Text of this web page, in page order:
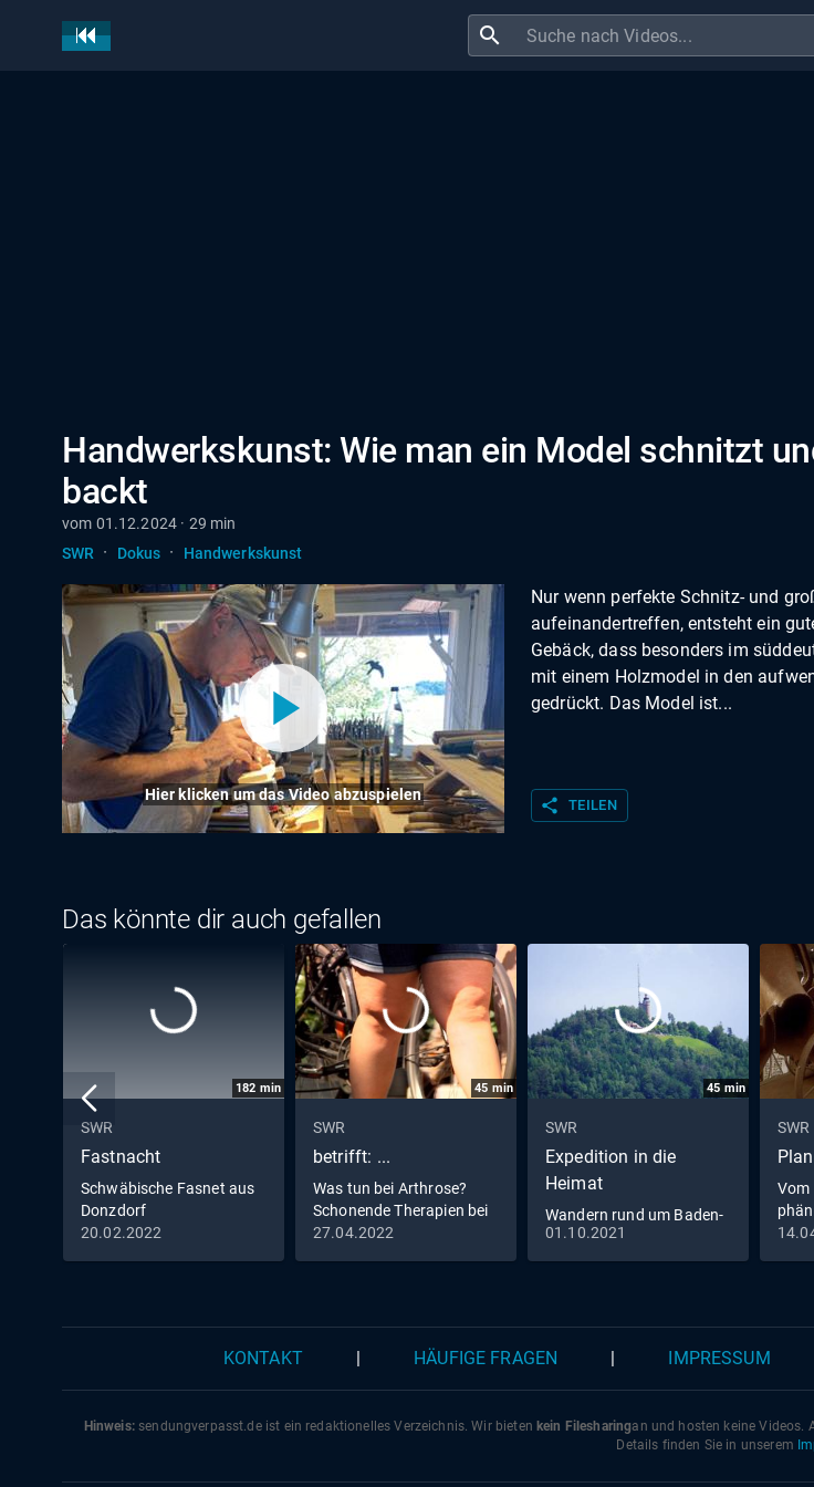
search
Handwerkskunst: Wie man ein Model schnitzt
backt
vom 01.12.2024 · 29 min
SWR
· Dokus · Handwerkskunst
Hier klicken um das Video abzuspielen
Nur wenn perfekte Schnitz- und
aufeinandertreffen, entsteht ein
Gebäck, dass besonders im
mit einem Holzmodel in den
gedrückt. Das Model ist...
share TEILEN
Das könnte dir auch gefallen
182 min
SWR
Fastnacht
Schwäbische Fasnet aus
Donzdorf
20.02.2022
45 min
SWR
betrifft: ...
Was tun bei Arthrose?
Schonende Therapien bei
Gelenkverschleiß
27.04.2022
45 min
SWR
Expedition in die
Heimat
Wandern rund um Baden-
Baden
01.10.2021
SWR
Vom
KONTAKT HÄUFIGE FRAGEN IMPRESSUM
Hinweis:sendungverpasst.deist ein redaktionelles Verzeichnis. Wir bieten kein Filesharingan und hosten keine Videos.
Details finden Sie in unserem